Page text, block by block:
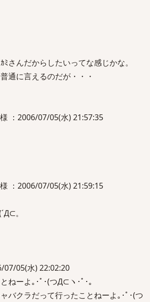
ﾐさんだからしたいってな感じかな。
通に言えるのだが・・・
：2006/07/05(水) 21:57:35
：2006/07/05(水) 21:59:15
。
07/05(水) 22:02:20
ねーよ｡･ﾟ･(つД⊂ヽ･ﾟ･｡
バクラだって行ったことねーよ｡･ﾟ･(つ